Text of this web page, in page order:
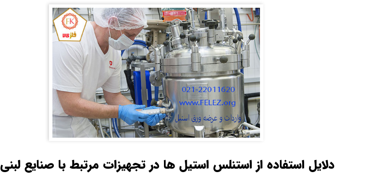
دلایل استفاده از استنلس استیل ها در تجهیزات مرتبط با صنایع لبنی